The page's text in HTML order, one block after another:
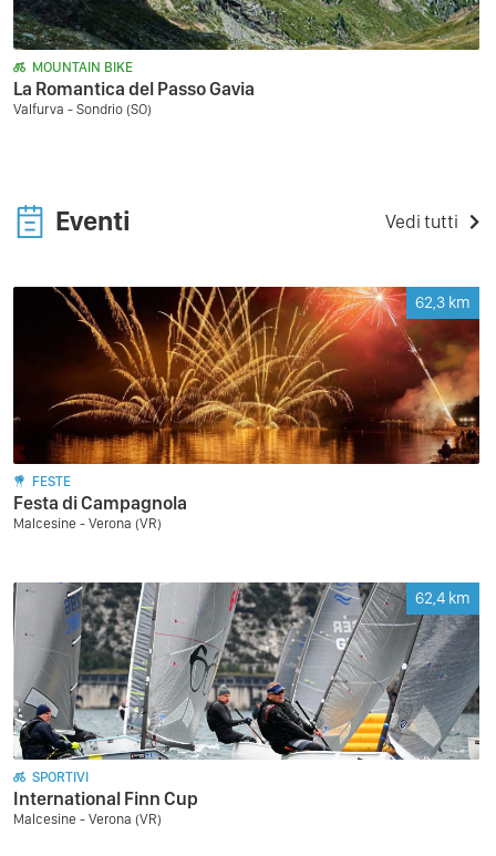
MOUNTAIN BIKE
La Romantica del Passo Gavia
Valfurva - Sondrio (SO)
Eventi Vedi tutti
62,3 km
FESTE
Festa di Campagnola
Malcesine - Verona (VR)
62,4 km
SPORTIVI
International Finn Cup
Malcesine - Verona (VR)